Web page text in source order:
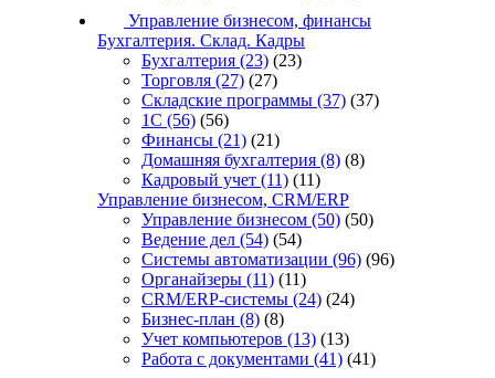
Управление бизнесом, финансы
Бухгалтерия. Склад. Кадры
Бухгалтерия (23) (23)
Торговля (27) (27)
Складские программы (37) (37)
1С (56) (56)
Финансы (21) (21)
Домашняя бухгалтерия (8) (8)
Кадровый учет (11) (11)
Управление бизнесом, CRM/ERP
Управление бизнесом (50) (50)
Ведение дел (54) (54)
Системы автоматизации (96) (96)
Органайзеры (11) (11)
CRM/ERP-системы (24) (24)
Бизнес-план (8) (8)
Учет компьютеров (13) (13)
Работа с документами (41) (41)